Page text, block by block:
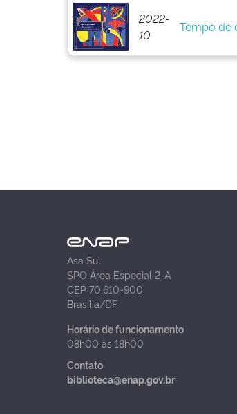
2022-
10
Tempo de
Asa Sul
SPO Área Especial 2-A
CEP 70.610-900
Brasília/DF
Horário de funcionamento
08h00 às 18h00
Contato
biblioteca@enap.gov.br